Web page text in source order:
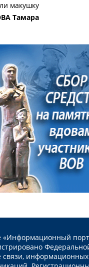
макушку
Тамара
«Информационный
связи,